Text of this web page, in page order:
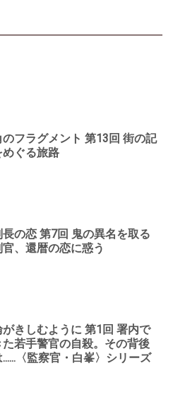
のフラグメント 第13回 街の記
めぐる旅路
長の恋 第7回 鬼の異名を取る
、還暦の恋に惑う
がきしむように 第1回 署内で
た若手警官の自殺。その背後
......〈監察官・白峯〉シリーズ